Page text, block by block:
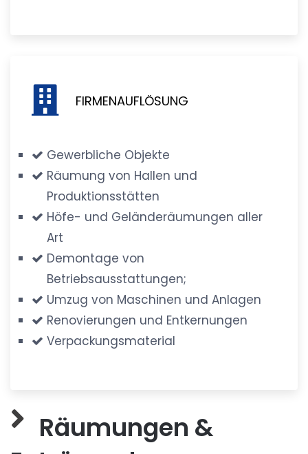
FIRMENAUFLÖSUNG
Gewerbliche Objekte
Räumung von Hallen und
Produktionsstätten
Höfe- und Geländeräumungen aller
Art
Demontage von
Betriebsausstattungen;
Umzug von Maschinen und Anlagen
Renovierungen und Entkernungen
Verpackungsmaterial
Räumungen &